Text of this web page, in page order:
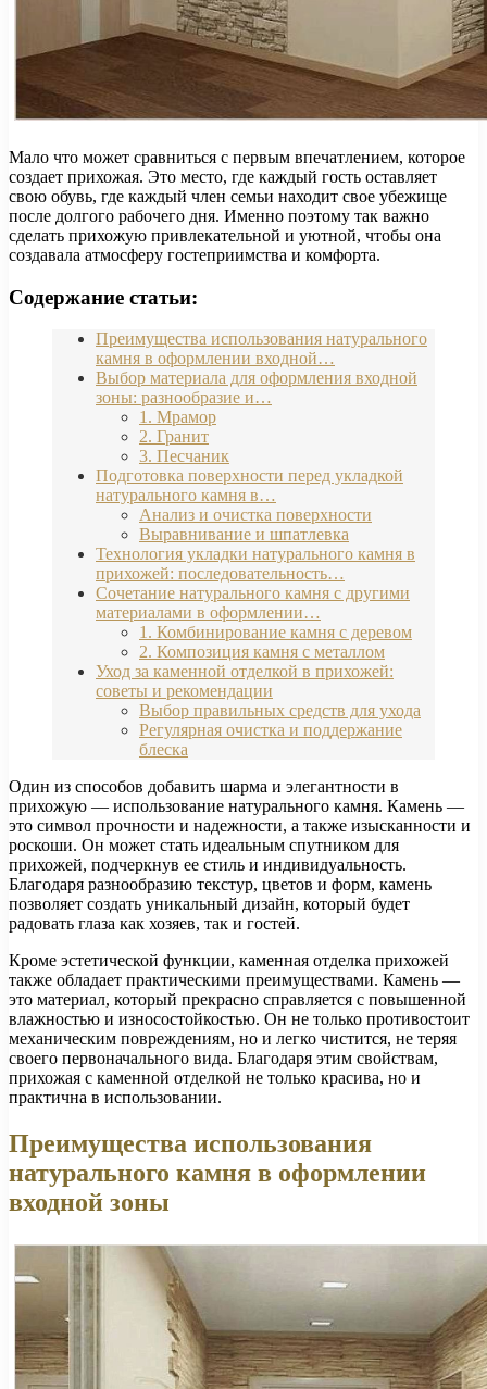
Мало что может сравниться с первым впечатлением, которое
создает прихожая. Это место, где каждый гость оставляет
свою обувь, где каждый член семьи находит свое убежище
после долгого рабочего дня. Именно поэтому так важно
сделать прихожую привлекательной и уютной, чтобы она
создавала атмосферу гостеприимства и комфорта.
Содержание статьи:
Преимущества использования натурального
камня в оформлении входной…
Выбор материала для оформления входной
зоны: разнообразие и…
1. Мрамор
2. Гранит
3. Песчаник
Подготовка поверхности перед укладкой
натурального камня в…
Анализ и очистка поверхности
Выравнивание и шпатлевка
Технология укладки натурального камня в
прихожей: последовательность…
Сочетание натурального камня с другими
материалами в оформлении…
1. Комбинирование камня с деревом
2. Композиция камня с металлом
Уход за каменной отделкой в прихожей:
советы и рекомендации
Выбор правильных средств для ухода
Регулярная очистка и поддержание
блеска
Один из способов добавить шарма и элегантности в
прихожую — использование натурального камня. Камень —
это символ прочности и надежности, а также изысканности и
роскоши. Он может стать идеальным спутником для
прихожей, подчеркнув ее стиль и индивидуальность.
Благодаря разнообразию текстур, цветов и форм, камень
позволяет создать уникальный дизайн, который будет
радовать глаза как хозяев, так и гостей.
Кроме эстетической функции, каменная отделка прихожей
также обладает практическими преимуществами. Камень —
это материал, который прекрасно справляется с повышенной
влажностью и износостойкостью. Он не только противостоит
механическим повреждениям, но и легко чистится, не теряя
своего первоначального вида. Благодаря этим свойствам,
прихожая с каменной отделкой не только красива, но и
практична в использовании.
Преимущества использования
натурального камня в оформлении
входной зоны